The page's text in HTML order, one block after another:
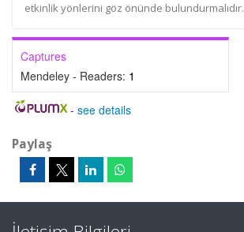
etkinlik yönlerini göz önünde bulundurmalıdır.
Captures
Mendeley - Readers: 1
- see details
Paylaş